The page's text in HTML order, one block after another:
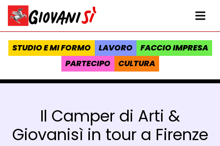
Vai al contenuto
Homepage Giovanisì - Progetto della Regione Toscana
STUDIO E MI FORMO LAVORO
FACCIO IMPRESA
PARTECIPO
CULTURA
Il Camper di Arti &
Giovanisì in tour a Firenze